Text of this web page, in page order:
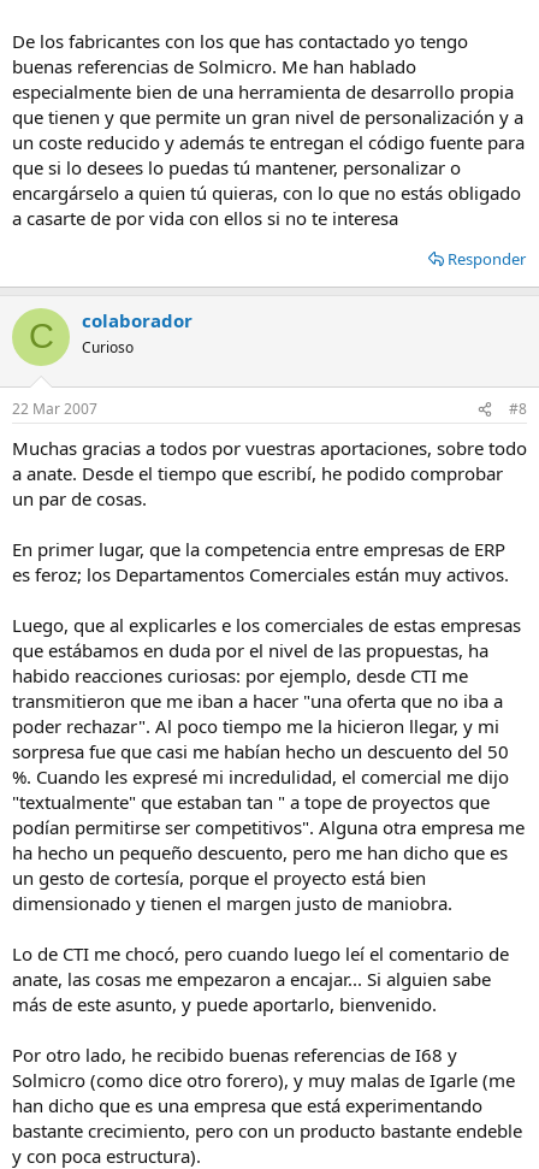
De los fabricantes con los que has contactado yo tengo
buenas referencias de Solmicro. Me han hablado
especialmente bien de una herramienta de desarrollo propia
que tienen y que permite un gran nivel de personalización y a
un coste reducido y además te entregan el código fuente para
que si lo desees lo puedas tú mantener, personalizar o
encargárselo a quien tú quieras, con lo que no estás obligado
a casarte de por vida con ellos si no te interesa
Responder
C colaborador
Curioso
22 Mar 2007 #8
Muchas gracias a todos por vuestras aportaciones, sobre todo
a anate. Desde el tiempo que escribí, he podido comprobar
un par de cosas.
En primer lugar, que la competencia entre empresas de ERP
es feroz; los Departamentos Comerciales están muy activos.
Luego, que al explicarles e los comerciales de estas empresas
que estábamos en duda por el nivel de las propuestas, ha
habido reacciones curiosas: por ejemplo, desde CTI me
transmitieron que me iban a hacer "una oferta que no iba a
poder rechazar". Al poco tiempo me la hicieron llegar, y mi
sorpresa fue que casi me habían hecho un descuento del 50
%. Cuando les expresé mi incredulidad, el comercial me dijo
"textualmente" que estaban tan " a tope de proyectos que
podían permitirse ser competitivos". Alguna otra empresa me
ha hecho un pequeño descuento, pero me han dicho que es
un gesto de cortesía, porque el proyecto está bien
dimensionado y tienen el margen justo de maniobra.
Lo de CTI me chocó, pero cuando luego leí el comentario de
anate, las cosas me empezaron a encajar... Si alguien sabe
más de este asunto, y puede aportarlo, bienvenido.
Por otro lado, he recibido buenas referencias de I68 y
Solmicro (como dice otro forero), y muy malas de Igarle (me
han dicho que es una empresa que está experimentando
bastante crecimiento, pero con un producto bastante endeble
y con poca estructura).